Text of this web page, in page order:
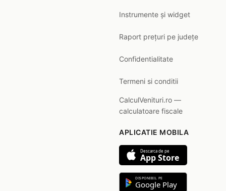
Instrumente și widget
Raport prețuri pe județe
Confidentialitate
Termeni si conditii
CalculVenituri.ro —
calculatoare fiscale
APLICATIE MOBILA
Descarca de pe
App Store
DISPONIBIL PE
Google Play